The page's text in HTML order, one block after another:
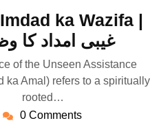
2026ka Wazifa |
غیبی امداد کا
of the Unseen Assistance
ka Amal) refers to a spiritually
rooted…
0 Comments